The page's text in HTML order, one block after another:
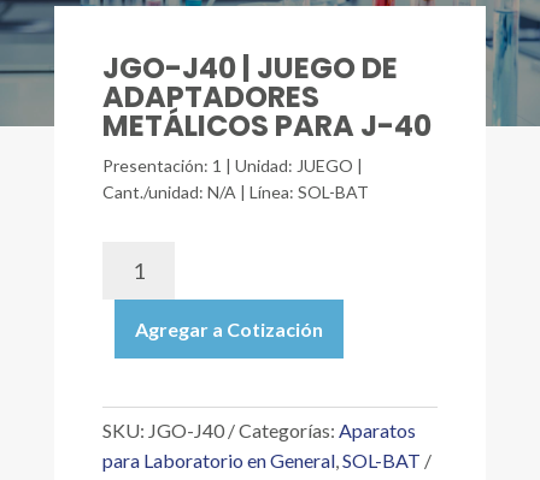
JGO-J40 | JUEGO DE
ADAPTADORES
METÁLICOS PARA J-40
Presentación: 1 | Unidad: JUEGO |
Cant./unidad: N/A | Línea: SOL-BAT
JUEGO
DE
METÁLICOS
Agregar a Cotización
SKU: JGO-J40 Categorías: Aparatos
para Laboratorio en General,SOL-BAT